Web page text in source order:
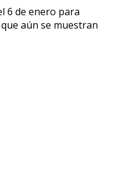
6 de enero para
aún se muestran